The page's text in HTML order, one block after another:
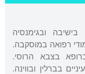
ובגימנסיה
ב-1915 סיים לימודי רפואה במוסקבה.
בצבא הרוסי.
עיניים בברלין ובווינה.